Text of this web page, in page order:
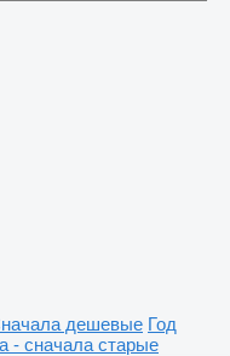
дешевые Год
- сначала старые